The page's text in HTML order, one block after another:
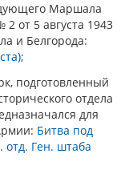
Маршала
от 5 августа 1943
и Белгорода:
;
подготовленный
отдела
для
Битва под
отд. Ген. штаба